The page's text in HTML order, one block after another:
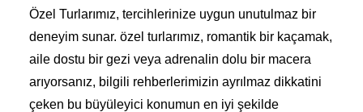
Özel Turlarımız, tercihlerinize uygun unutulmaz bir
deneyim sunar. özel turlarımız, romantik bir kaçamak,
aile dostu bir gezi veya adrenalin dolu bir macera
arıyorsanız, bilgili rehberlerimizin ayrılmaz dikkatini
çeken bu büyüleyici konumun en iyi şekilde